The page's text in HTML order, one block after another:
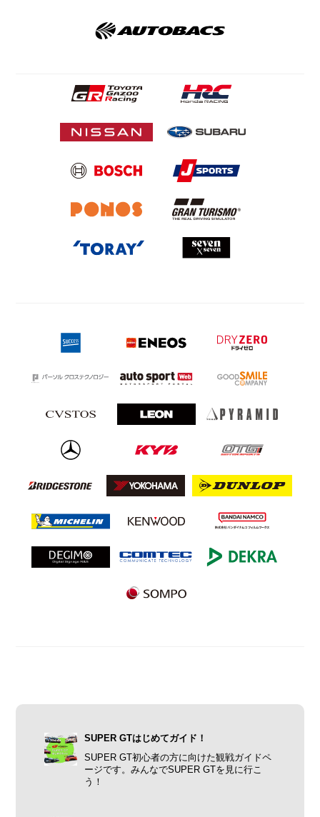
SUPER GTはじめてガイド！
SUPER GT初心者の方に向けた観戦ガイドペ
ージです。みんなでSUPER GTを見に行こ
う！